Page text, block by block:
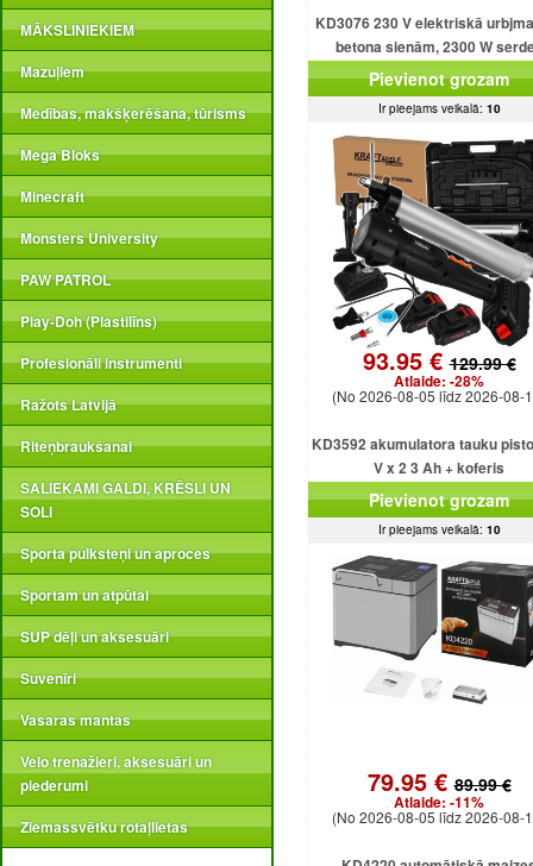
MĀKSLINIEKIEM
Mazuļiem
Medības, makšķerēšana, tūrisms
Mega Bloks
Minecraft
Monsters University
PAW PATROL
Play-Doh (Plastilīns)
Profesionāli instrumenti
Ražots Latvijā
Riteņbraukšanai
SALIEKAMI GALDI, KRĒSLI UN
SOLI
Sporta pulksteņi un aproces
Sportam un atpūtai
SUP dēļi un aksesuāri
Suvenīri
Vasaras mantas
Velo trenažieri, aksesuāri un
piederumi
Ziemassvētku rotaļlietas
KD3076 230 V elektriskā
betona sienām, 2300 W
urbjmašīna ar dzesēšanu
Pievienot grozam
Ir pieejams veikalā: 10
93.95 €129.99 €
Atlaide: -28%
(No 2026-08-05 līdz 2026-08-
KD3592 akumulatora tauku
V x 2 3 Ah + koferis
Pievienot grozam
Ir pieejams veikalā: 10
79.95 €89.99 €
Atlaide: -11%
(No 2026-08-05 līdz 2026-08-